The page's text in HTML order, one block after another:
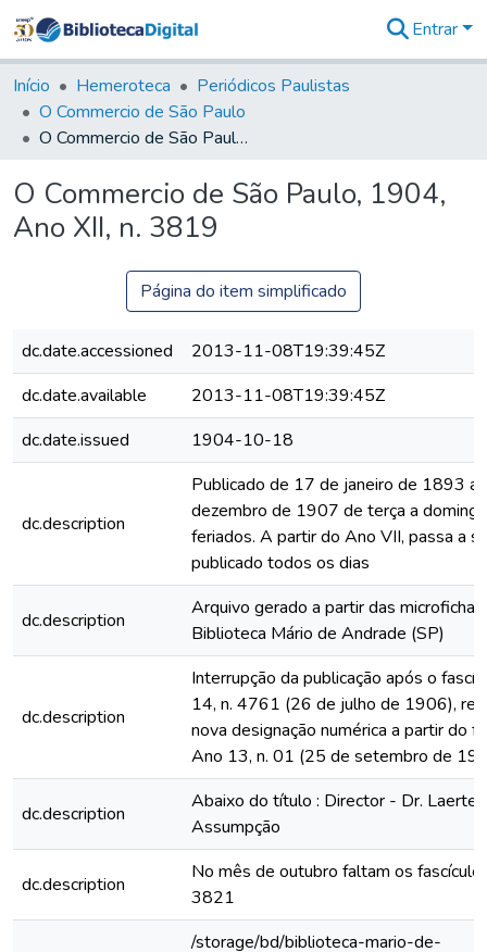
&
Coleções
Tudo na
Biblioteca
Estatísticas
Entrar
Início Hemeroteca
Periódicos Paulistas
O Commercio de São Paulo
O Commercio de São Paulo, 1904, Ano XII, n. 3819
O Commercio de São Paulo, 1904,
Ano XII, n. 3819
Página do item simplificado
dc.date.accessioned
2013-11-08T19:39:45Z
dc.date.available
2013-11-08T19:39:45Z
dc.date.issued
1904-10-18
dc.description
Publicado de 17 de janeiro de 1893 a
dezembro de 1907 de terça a
feriados. A partir do Ano VII, passa a
publicado todos os dias
dc.description
Arquivo gerado a partir das
Biblioteca Mário de Andrade (SP)
dc.description
Interrupção da publicação após o
14, n. 4761 (26 de julho de 1906),
nova designação numérica a partir do
Ano 13, n. 01 (25 de setembro de
dc.description
Abaixo do título : Director - Dr. Laerte
Assumpção
dc.description
No mês de outubro faltam os
3821
/storage/bd/biblioteca-mario-de-